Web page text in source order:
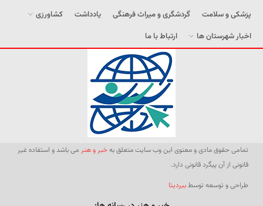
پزشکی و سلامت
گردشگری و میراث فرهنگی یادداشت
کشاورزی
اخبار شهرستان ها
ارتباط با ما
تمامی حقوق مادی و معنوی این وب سایت متعلق بهخبر و هنر می باشد و استفاده غیر
قانونی از آن پیگرد قانونی دارد.
طراحی و توسعه توسطبیردیتا